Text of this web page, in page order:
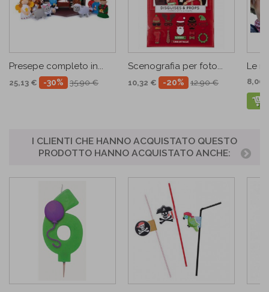
Presepe completo in...
25,13 € -30% 35,90 €
Scenografia per foto...
10,32 € -20% 12,90 €
Le
8,00
I CLIENTI CHE HANNO ACQUISTATO QUESTO
PRODOTTO HANNO ACQUISTATO ANCHE: